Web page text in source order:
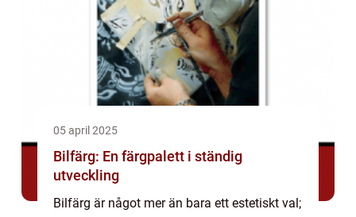
05 april 2025
Bilfärg: En färgpalett i ständig
utveckling
Bilfärg är något mer än bara ett estetiskt val;